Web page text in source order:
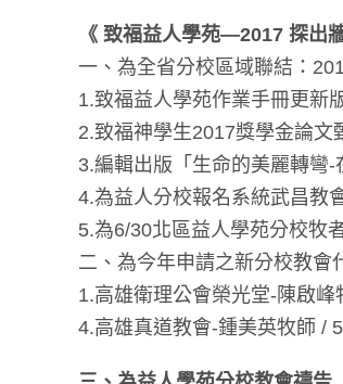
《 致福益人學苑—2017 探出
一、為全省分校區域聯結：
1.致福益人學苑作業手冊更新
2.致福神學生2017獎學金論文
3.編輯出版「生命的美麗轉彎
4.為益人分校報名系統武昌教
5.為6/30北區益人學苑分校牧
二、為今年申請之新分校教會
1.高雄衛理公會榮光堂-陳啟
4.高雄真道教會-鍾美英牧師 /